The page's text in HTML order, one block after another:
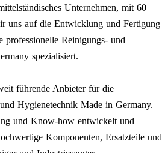
Unternehmen, mit 60
uns auf die Entwicklung und Fertigung
professionelle Reinigungs- und
spezialisiert.
führende Anbieter für die
Hygienetechnik Made in Germany.
und Know-how entwickelt und
Komponenten, Ersatzteile und